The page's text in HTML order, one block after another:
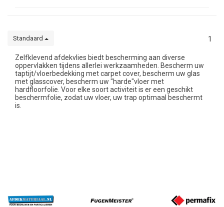
Standaard 1
Zelfklevend afdekvlies biedt bescherming aan diverse
oppervlakken tijdens allerlei werkzaamheden. Bescherm uw
taptijt/vloerbedekking met carpet cover, bescherm uw glas
met glasscover, bescherm uw "harde"vloer met
hardfloorfolie. Voor elke soort activiteit is er een geschikt
beschermfolie, zodat uw vloer, uw trap optimaal beschermt
is.